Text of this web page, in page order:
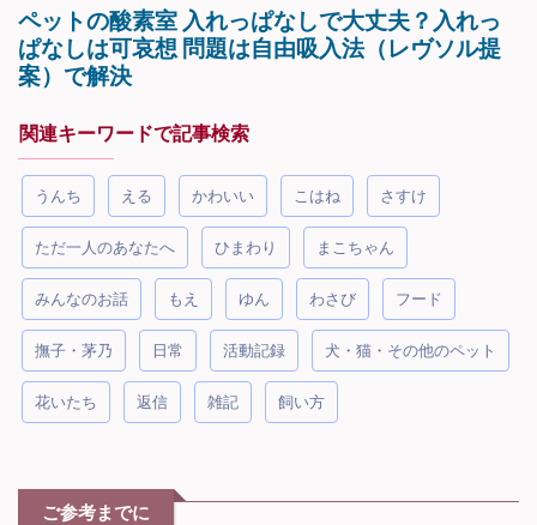
関連キーワードで記事検索
うんち える かわいい こはね さすけ
ただ一人のあなたへ ひまわり まこちゃん
みんなのお話 もえ ゆん わさび フード
撫子・茅乃 日常 活動記録 犬・猫・その他のペット
花いたち 返信 雑記 飼い方
ご参考までに